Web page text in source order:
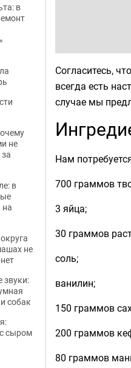
Согласитесь,
всегда есть
случае мы
Нам
700 граммов
3 яйца;
30 граммов
соль;
ванилин;
150 граммов
200 граммов
80 граммов
в
не
в
на
не
звуки:
собак
сыром